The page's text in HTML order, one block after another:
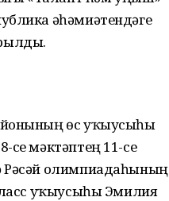
әһәмиәтендәге
өс уҡыусыһы
мәктәптең 11-се
Рәсәй олимпиадаһының
уҡыусыһы Эмилия